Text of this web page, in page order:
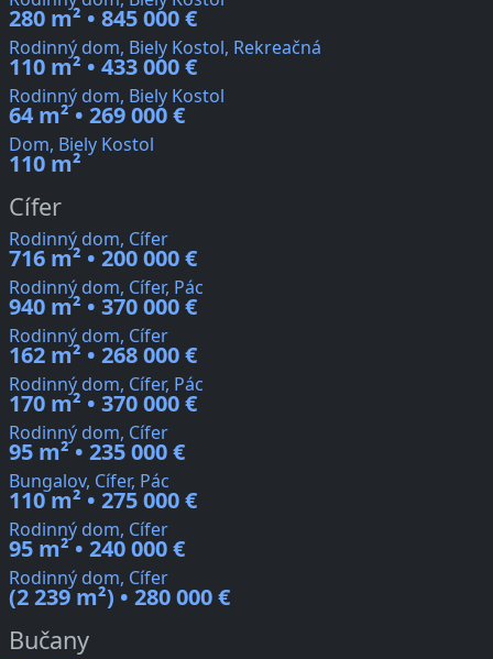
280 m² • 845 000 €
Rodinný dom, Biely Kostol, Rekreačná
110 m² • 433 000 €
Rodinný dom, Biely Kostol
64 m² • 269 000 €
Dom, Biely Kostol
110 m²
Cífer
Rodinný dom, Cífer
716 m² • 200 000 €
Rodinný dom, Cífer, Pác
940 m² • 370 000 €
Rodinný dom, Cífer
162 m² • 268 000 €
Rodinný dom, Cífer, Pác
170 m² • 370 000 €
Rodinný dom, Cífer
95 m² • 235 000 €
Bungalov, Cífer, Pác
110 m² • 275 000 €
Rodinný dom, Cífer
95 m² • 240 000 €
Rodinný dom, Cífer
(2 239 m²) • 280 000 €
Bučany